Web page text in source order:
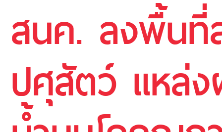
สนค. ลงพื้นที่
ปศุสัตว์ แหล่ง